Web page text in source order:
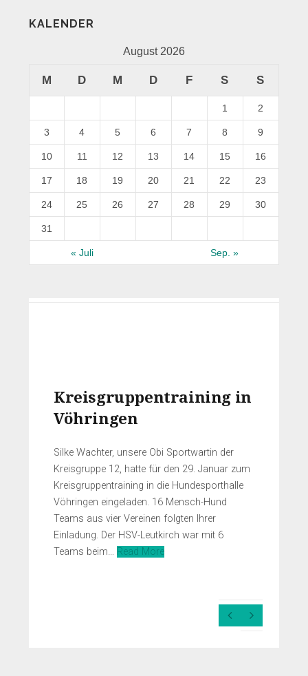
KALENDER
August 2026
M D M D F S S
1 2
3 4 5 6 7 8 9
10 11 12 13 14 15 16
17 18 19 20 21 22 23
24 25 26 27 28 29 30
31
« Juli Sep. »
Kreisgruppentraining in
Vöhringen
Silke Wachter, unsere Obi Sportwartin der
Kreisgruppe 12, hatte für den 29. Januar zum
Kreisgruppentraining in die Hundesporthalle
Vöhringen eingeladen. 16 Mensch-Hund
Teams aus vier Vereinen folgten Ihrer
Einladung. Der HSV-Leutkirch war mit 6
Teams beim… Read More
Previous
Slide
Next
Slide